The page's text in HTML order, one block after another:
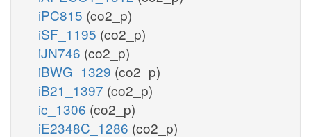
iPC815 (co2_p)
iSF_1195 (co2_p)
iJN746 (co2_p)
iBWG_1329 (co2_p)
iB21_1397 (co2_p)
ic_1306 (co2_p)
iE2348C_1286 (co2_p)